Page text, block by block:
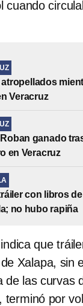
cuando
atropellados
Veracruz
ganado
en Veracruz
con libros
no hubo rapiña
que
Xalapa, sin
de las curvas
terminó por